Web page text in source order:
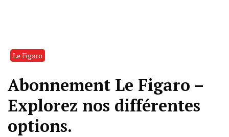
Le Figaro
Abonnement Le Figaro –
Explorez nos différentes
options.